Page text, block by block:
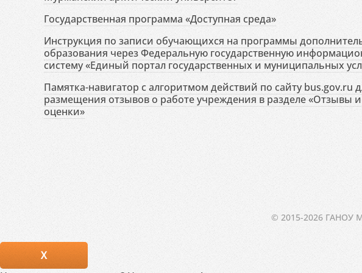
Государственная программа «Доступная среда»
Инструкция по записи обучающихся на программы
образования через Федеральную государственную
систему «Единый портал государственных и муниципальных
Памятка-навигатор с алгоритмом действий по сайту bus.gov.ru
размещения отзывов о работе учреждения в разделе «Отзывы и
оценки»
© 2015-2026 ГАНОУ
X